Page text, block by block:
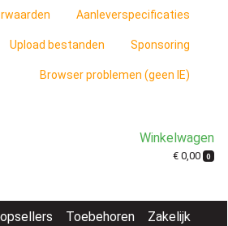
Aanleverspecificaties
Upload bestanden Sponsoring
Browser problemen (geen IE)
Winkelwagen
€ 0,00 0
Toebehoren Zakelijk